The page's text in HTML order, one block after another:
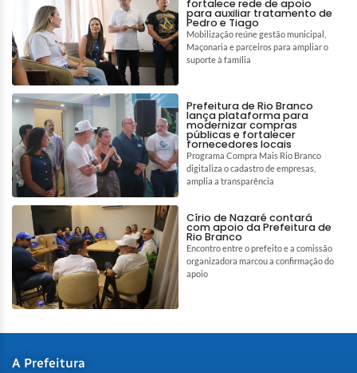
fortalece rede de apoio
para auxiliar tratamento de
Pedro e Tiago
Mobilização reúne gestão municipal,
Maçonaria e parceiros para ampliar o
suporte à família
Prefeitura de Rio Branco
lança plataforma para
modernizar compras
públicas e fortalecer
fornecedores locais
Programa Compra Mais Rio Branco
digitaliza o cadastro de empresas,
amplia a transparência
Círio de Nazaré contará
com apoio da Prefeitura de
Rio Branco
Encontro entre o prefeito e a comissão
organizadora marcou a confirmação do
apoio
A Prefeitura